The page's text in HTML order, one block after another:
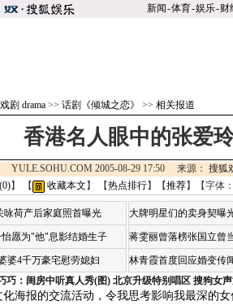
新闻-体育-娱乐-财
戏剧 drama >> 话剧《倾城之恋》 >> 相关报道
香港名人眼中的张爱
YULE.SOHU.COM 2005-08-29 17:50 来源： 搜狐
0)】 【 收藏本文 】 【热点排行】【推荐】【字体：
咏荷产后家庭照首曝光
愿为"他"息影结婚生子
婆4千万豪宅慰劳媳妇
大牌明星们的卖身契曝
蒋雯丽曾落榜张国立曾
林青霞首度回应婚变传
巧：闺房中听真人秀(图) 北京升级特别唱区 搜狗女
报的交流活动，令我思考影响我最深的女